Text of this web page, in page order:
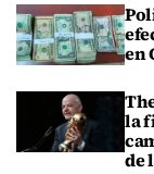
en
la
de